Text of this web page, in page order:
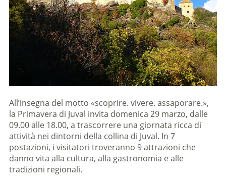
All’insegna del motto «scoprire. vivere. assaporare.»,
la Primavera di Juval invita domenica 29 marzo, dalle
09.00 alle 18.00, a trascorrere una giornata ricca di
attività nei dintorni della collina di Juval. In 7
postazioni, i visitatori troveranno 9 attrazioni che
danno vita alla cultura, alla gastronomia e alle
tradizioni regionali.